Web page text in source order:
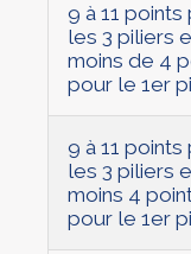
9 à 11 points
les 3 piliers
moins de 4
pour le 1er
9 à 11 points
les 3 piliers
moins 4
pour le 1er